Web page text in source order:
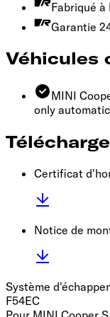
Fabriqué à
Garantie
Véhicules
MINI
only
Certificat
Notice de
Système
F54EC